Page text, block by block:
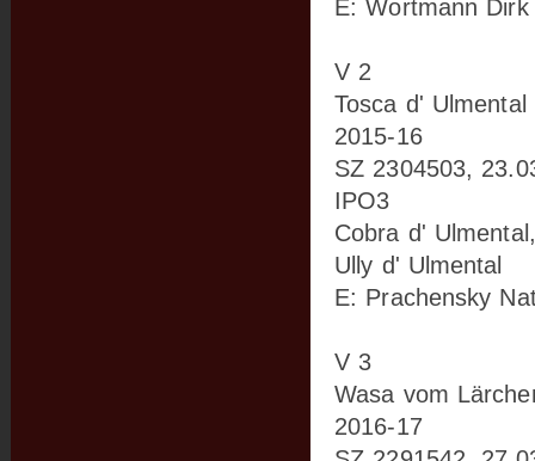
E: Wortmann Dirk
V 2
Tosca d' Ulmental
2015-16
SZ 2304503,
IPO3
Cobra d' Ulmental,
Ully d' Ulmental
E: Prachensky
V 3
Wasa vom
2016-17